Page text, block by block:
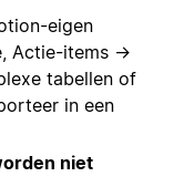
eigen
Actie-items →
tabellen of
in een
niet